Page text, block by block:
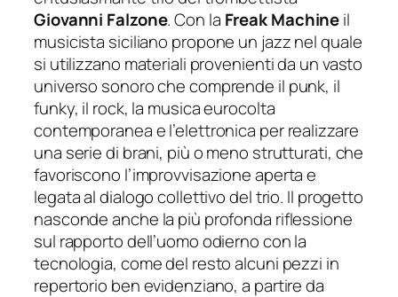
Giovanni Falzone. Con la Freak Machineil
musicista siciliano propone un jazz nel quale
si utilizzano materiali provenienti da un vasto
universo sonoro che comprende il punk, il
funky, il rock, la musica eurocolta
contemporanea e l’elettronica per realizzare
una serie di brani, più o meno strutturati, che
favoriscono l’improvvisazione aperta e
legata al dialogo collettivo del trio. Il progetto
nasconde anche la più profonda riflessione
sul rapporto dell’uomo odierno con la
tecnologia, come del resto alcuni pezzi in
repertorio ben evidenziano, a partire da